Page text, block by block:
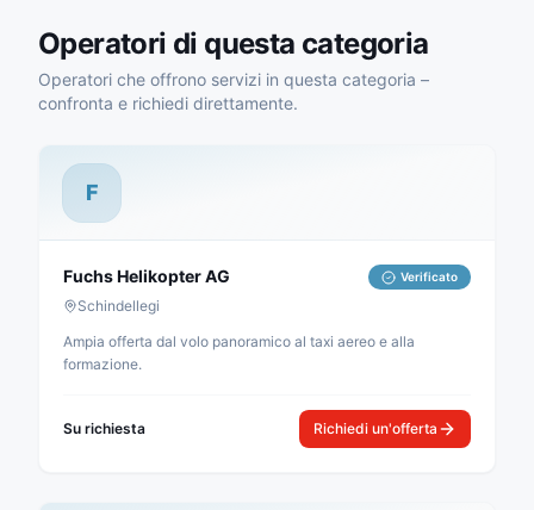
Operatori di questa categoria
Operatori che offrono servizi in questa categoria –
confronta e richiedi direttamente.
F
Fuchs Helikopter AG Verificato
Schindellegi
Ampia offerta dal volo panoramico al taxi aereo e alla
formazione.
Su richiesta Richiedi un'offerta